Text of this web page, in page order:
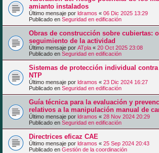
amianto instalados
Último mensaje por ldramos « 06 Dic 2025 13:29
Publicado en Seguridad en edificación
Obras de construcción sobre cubiertas:
seguimiento de la actividad
Último mensaje por ATpla « 20 Oct 2025 23:08
Publicado en Seguridad en edificación
Sistemas de protección individual contra
NTP
Último mensaje por ldramos « 23 Dic 2024 16:27
Publicado en Seguridad en edificación
Guía técnica para la evaluación y
relativos a la manipulación manual de
Último mensaje por ldramos « 28 Nov 2024 20:29
Publicado en Seguridad en edificación
Directrices eficaz CAE
Último mensaje por ldramos « 25 Sep 2024 20:43
Publicado en Gestión de la coordinación